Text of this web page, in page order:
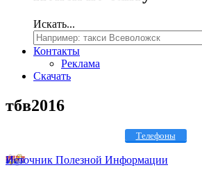
Искать...
Контакты
Реклама
Скачать
тбв2016
Телефоны
Источник Полезной Информации